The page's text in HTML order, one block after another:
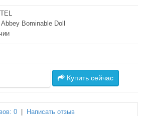
Bominable Doll
Купить сейчас
0 Написать отзыв